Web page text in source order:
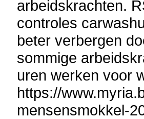
arbeidskrachten.
controles
beter verbergen
sommige
uren werken voor
https://
mensensmokkel-